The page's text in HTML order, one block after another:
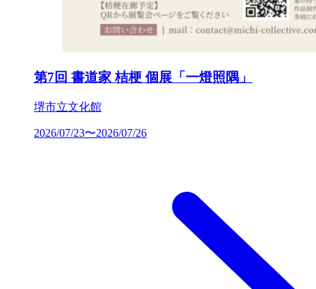
第7回 書道家 桔梗 個展「一燈照隅」
堺市立文化館
2026/07/23〜2026/07/26